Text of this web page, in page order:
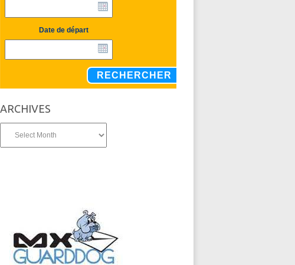
Date de départ
RECHERCHER
ARCHIVES